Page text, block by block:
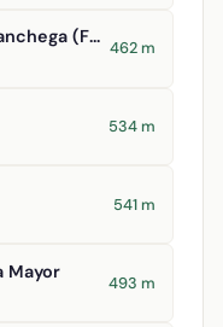
Museo de la Alfarería Manchega (Formma)
462 m
534 m
541 m
Mayor
493 m